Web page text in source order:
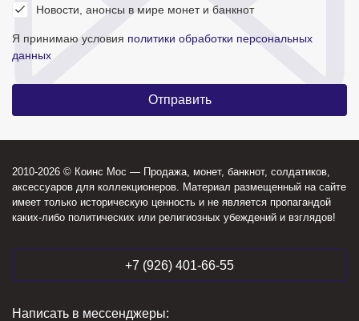
Новости, анонсы в мире монет и банкнот
Я принимаю условия политики обработки персональных
данных
2010-2026 © Коинс Мос — Продажа, монет, банкнот, солдатиков,
аксессуаров для коллекционеров. Материал размещенный на сайте
имеет только историческую ценность и не является пропагандой
каких-либо политических или религиозных убеждений и взглядов!
+7 (926) 401-66-55
Написать в мессенджеры: